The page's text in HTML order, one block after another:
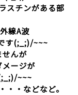
スチンがある部
線A波
す(;_;)/~~~
んが
ージが
~~~
・などなど。